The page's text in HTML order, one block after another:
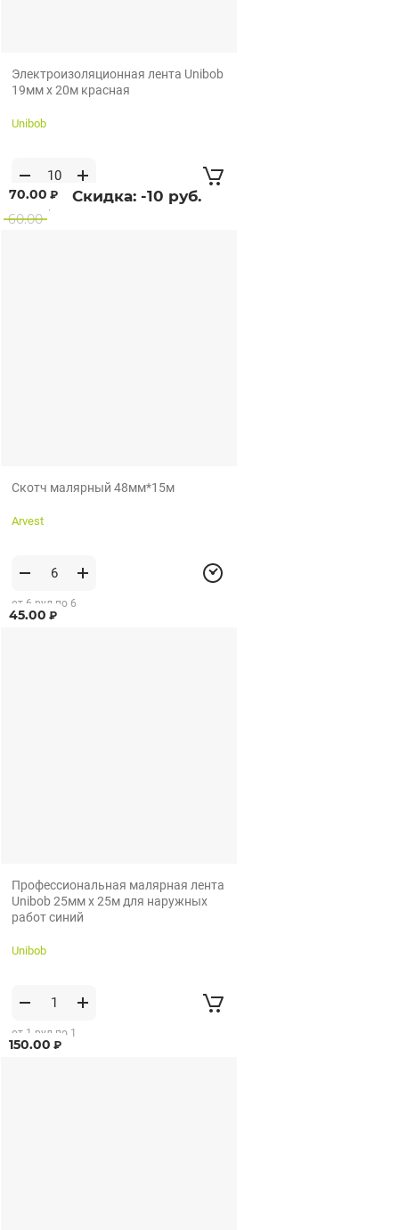
Электроизоляционная лента Unibob
19мм х 20м красная
Unibob
60.00
70.00 ₽ Скидка: -10 руб.
рул
Скотч малярный 48мм*15м
Arvest
45.00 ₽
от 6 рул по 6
рул
Профессиональная малярная лента
Unibob 25мм х 25м для наружных
работ синий
Unibob
150.00 ₽
от 1 рул по 1
рул